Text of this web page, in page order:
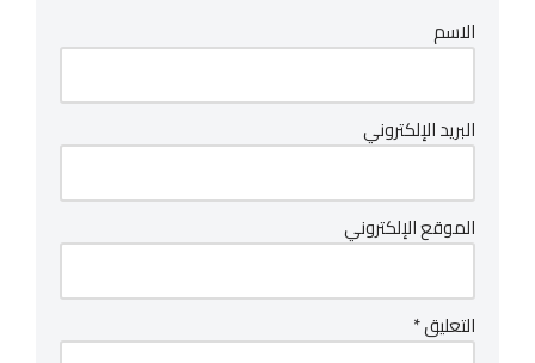
الاسم
البريد الإلكتروني
الموقع الإلكتروني
التعليق*